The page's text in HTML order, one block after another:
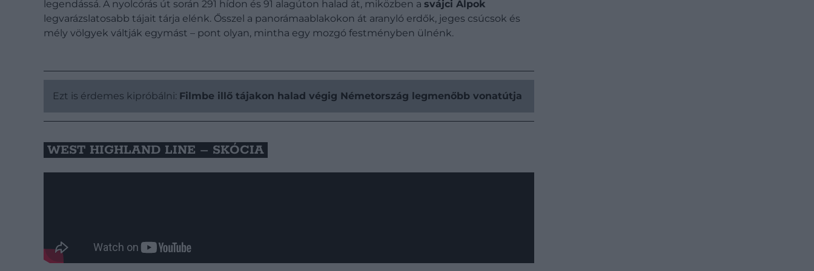
legendássá. A nyolcórás út során 291 hídon és 91 alagúton halad át, miközben a svájci Alpok
legvarázslatosabb tájait tárja elénk. Ősszel a panorámaablakokon át aranyló erdők, jeges csúcsok és
mély völgyek váltják egymást – pont olyan, mintha egy mozgó festményben ülnénk.
Ezt is érdemes kipróbálni: Filmbe illő tájakon halad végig Németország legmenőbb vonatútja
WEST HIGHLAND LINE – SKÓCIA